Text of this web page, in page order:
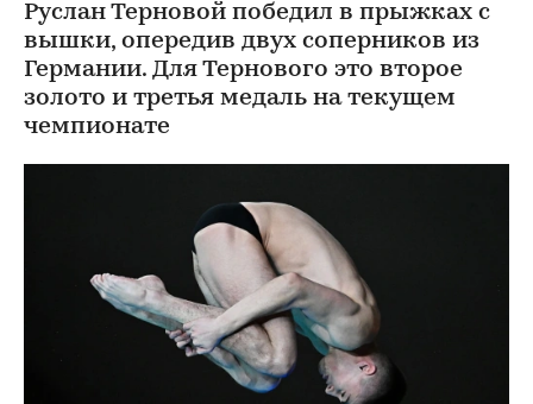
Руслан Терновой победил в прыжках с
вышки, опередив двух соперников из
Германии. Для Тернового это второе
золото и третья медаль на текущем
чемпионате